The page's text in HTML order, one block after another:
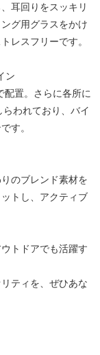
耳回りをスッキリ
グ用グラスをかけ
レスフリーです。
ン
置。さらに各所に
われており、バイ
す。
のブレンド素材を
トし、アクティブ
トドアでも活躍す
ティを、ぜひあな